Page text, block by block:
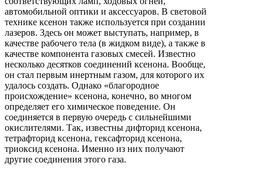
автомобильной оптики и аксессуаров. В световой
технике ксенон также используется при создании
лазеров. Здесь он может выступать, например, в
качестве рабочего тела (в жидком виде), а также в
качестве компонента газовых смесей. Известно
несколько десятков соединений ксенона. Вообще,
он стал первым инертным газом, для которого их
удалось создать. Однако «благородное
происхождение» ксенона, конечно, во многом
определяет его химическое поведение. Он
соединяется в первую очередь с сильнейшими
окислителями. Так, известны дифторид ксенона,
тетрафторид ксенона, гексафторид ксенона,
триоксид ксенона. Именно из них получают
другие соединения этого газа.